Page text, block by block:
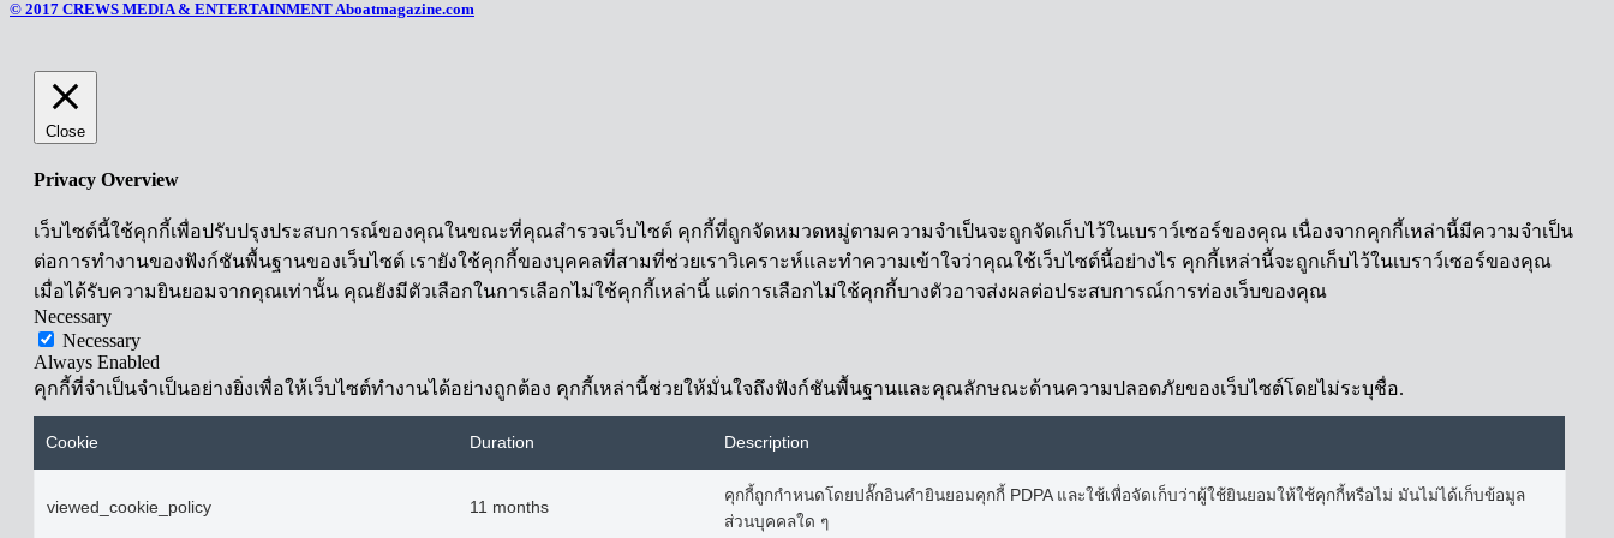
© 2017 CREWS MEDIA & ENTERTAINMENT Aboatmagazine.com
Close
Privacy Overview
เว็บไซต์นี้ใช้คุกกี้เพื่อปรับปรุงประสบการณ์ของคุณในขณะที่คุณสำรวจเว็บไซต์ คุกกี้ที่ถูกจัดหมวดหมู่ตามความจำเป็นจะถูกจัดเก็บไว้ในเบราว์เซอร์ของคุณ เนื่องจากคุกกี้เหล่านี้มีความจำเป็น
ต่อการทำงานของฟังก์ชันพื้นฐานของเว็บไซต์ เรายังใช้คุกกี้ของบุคคลที่สามที่ช่วยเราวิเคราะห์และทำความเข้าใจว่าคุณใช้เว็บไซต์นี้อย่างไร คุกกี้เหล่านี้จะถูกเก็บไว้ในเบราว์เซอร์ของคุณ
เมื่อได้รับความยินยอมจากคุณเท่านั้น คุณยังมีตัวเลือกในการเลือกไม่ใช้คุกกี้เหล่านี้ แต่การเลือกไม่ใช้คุกกี้บางตัวอาจส่งผลต่อประสบการณ์การท่องเว็บของคุณ
Necessary
Necessary
Always Enabled
คุกกี้ที่จำเป็นจำเป็นอย่างยิ่งเพื่อให้เว็บไซต์ทำงานได้อย่างถูกต้อง คุกกี้เหล่านี้ช่วยให้มั่นใจถึงฟังก์ชันพื้นฐานและคุณลักษณะด้านความปลอดภัยของเว็บไซต์โดยไม่ระบุชื่อ.
Cookie Duration Description
viewed_cookie_policy 11 months
คุกกี้ถูกกำหนดโดยปลั๊กอินคำยินยอมคุกกี้ PDPA และใช้เพื่อจัดเก็บว่าผู้ใช้ยินยอมให้ใช้คุกกี้หรือไม่ มันไม่ได้เก็บข้อมูล
ส่วนบุคคลใด ๆ